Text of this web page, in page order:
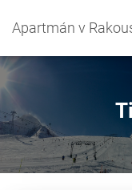
Apartmán v